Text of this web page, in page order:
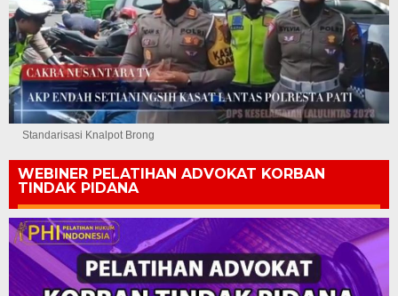
Standarisasi Knalpot Brong
WEBINER PELATIHAN ADVOKAT KORBAN
TINDAK PIDANA